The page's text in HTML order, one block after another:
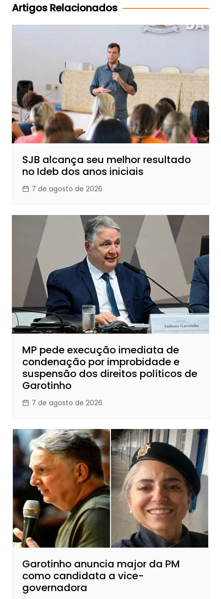
Artigos Relacionados
SJB alcança seu melhor resultado
no Ideb dos anos iniciais
7 de agosto de 2026
MP pede execução imediata de
condenação por improbidade e
suspensão dos direitos políticos de
Garotinho
7 de agosto de 2026
Garotinho anuncia major da PM
como candidata a vice-
governadora